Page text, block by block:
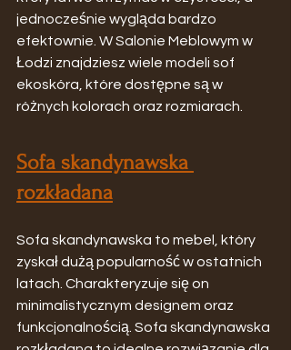
jednocześnie wygląda bardzo
efektownie. W Salonie Meblowym w
Łodzi znajdziesz wiele modeli sof
ekoskóra, które dostępne są w
różnych kolorach oraz rozmiarach.
Sofa skandynawska
rozkładana
Sofa skandynawska to mebel, który
zyskał dużą popularność w ostatnich
latach. Charakteryzuje się on
minimalistycznym designem oraz
funkcjonalnością. Sofa skandynawska